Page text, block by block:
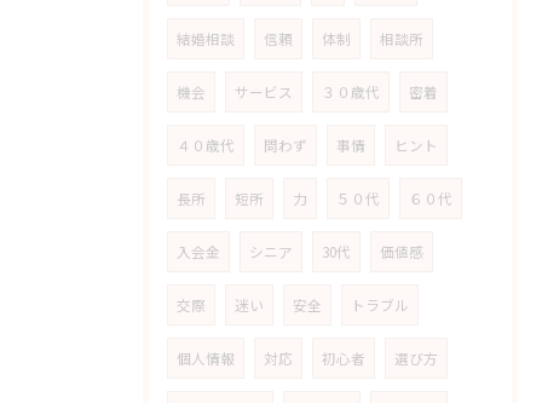
結婚相談 信頼 体制 相談所
機会 サービス ３０歳代 密着
４０歳代 問わず 事情 ヒント
長所 短所 力 ５０代 ６０代
入会金 シニア 30代 価値感
交際 迷い 安全 トラブル
個人情報 対応 初心者 選び方